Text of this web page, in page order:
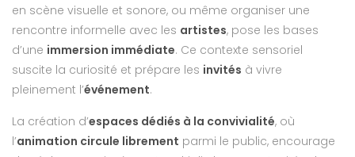
en scène visuelle et sonore, ou même organiser une
rencontre informelle avec les artistes, pose les bases
d’une immersion immédiate. Ce contexte sensoriel
suscite la curiosité et prépare les invités à vivre
pleinement l’événement.
La création d’espaces dédiés à la convivialité, où
l’animation circule librement parmi le public, encourage